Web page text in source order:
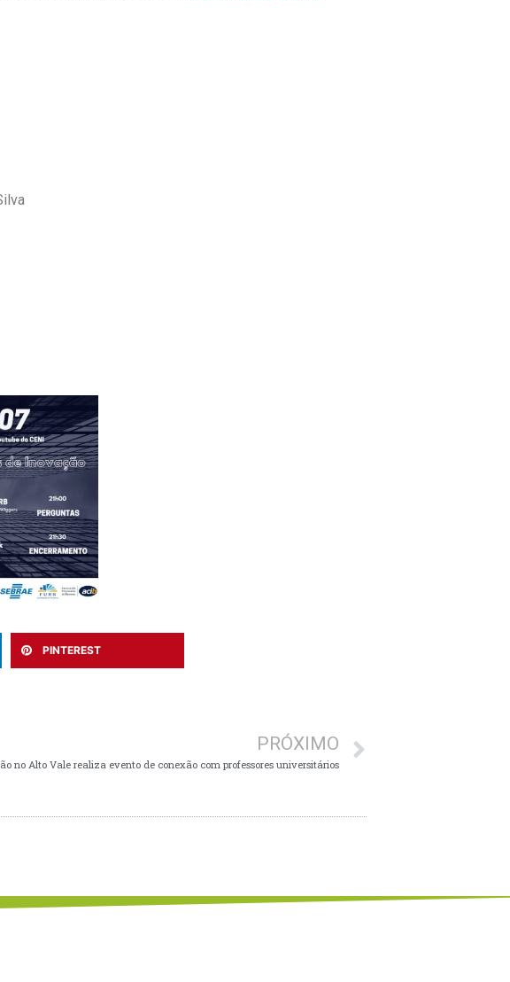
PINTEREST
PRÓXIMO
no Alto Vale realiza evento de conexão com professores universitários